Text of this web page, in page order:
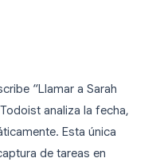
“Llamar a Sarah
analiza la fecha,
Esta única
de tareas en